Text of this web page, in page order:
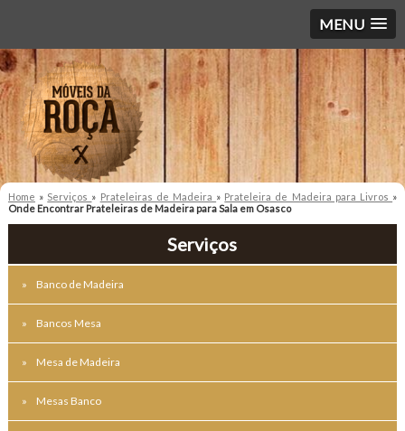
MENU
Home » Serviços » Prateleiras de Madeira » Prateleira de Madeira para Livros »
Onde Encontrar Prateleiras de Madeira para Sala em Osasco
Serviços
Banco de Madeira
Bancos Mesa
Mesa de Madeira
Mesas Banco